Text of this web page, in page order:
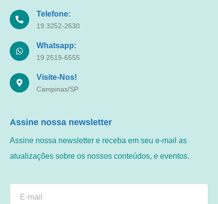
Telefone:
19 3252-2630
Whatsapp:
19 2519-6555
Visite-Nos!
Campinas/SP
Assine nossa newsletter
Assine nossa newsletter e receba em seu e-mail as
atualizações sobre os nossos conteúdos, e eventos.